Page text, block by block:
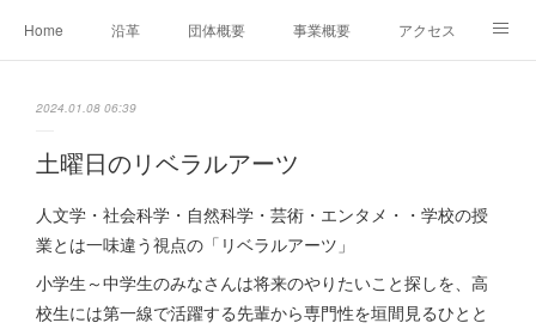
Home 沿革 団体概要 事業概要 アクセス
2024.01.08 06:39
土曜日のリベラルアーツ
人文学・社会科学・自然科学・芸術・エンタメ・・学校の授
業とは一味違う視点の「リベラルアーツ」
小学生～中学生のみなさんは将来のやりたいこと探しを、高
校生には第一線で活躍する先輩から専門性を垣間見るひとと